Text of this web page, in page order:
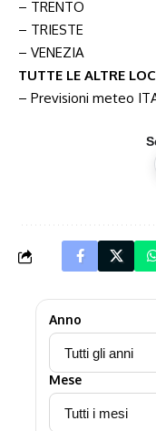
– TRENTO
– TRIESTE
– VENEZIA
TUTTE LE ALTRE
– Previsioni meteo
Anno
Mese